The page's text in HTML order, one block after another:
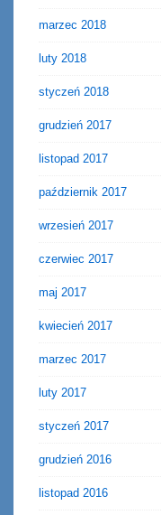
marzec 2018
luty 2018
styczeń 2018
grudzień 2017
listopad 2017
październik 2017
wrzesień 2017
czerwiec 2017
maj 2017
kwiecień 2017
marzec 2017
luty 2017
styczeń 2017
grudzień 2016
listopad 2016